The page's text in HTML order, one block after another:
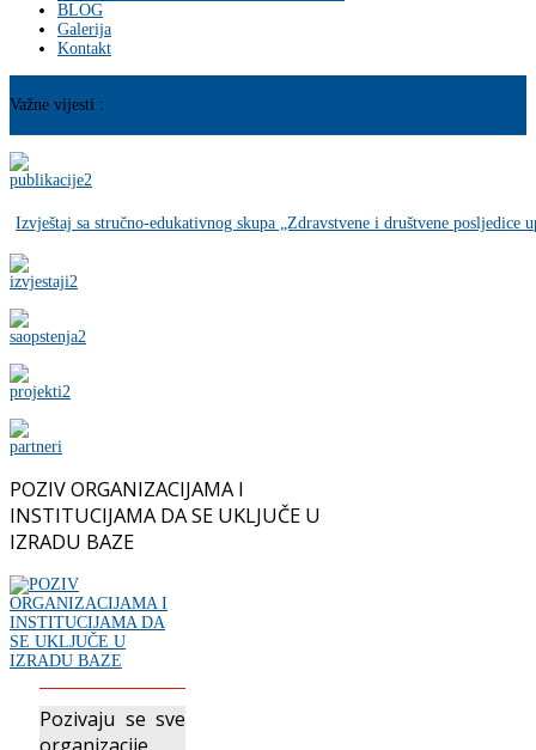
BLOG
Galerija
Kontakt
Važne vijesti :
Izvještaj sa stručno-edukativnog skupa „Zdravstvene i društvene
povodom obilježavanja Međunarodnog dana borbe protiv alkoholizma
POZIV ORGANIZACIJAMA I
INSTITUCIJAMA DA SE UKLJUČE U
IZRADU BAZE
Pozivaju se sve